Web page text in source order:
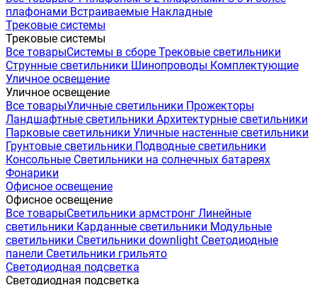
плафонами Встраиваемые Накладные
Трековые системы
Трековые системы
Все товарыСистемы в сборе Трековые светильники
Струнные светильники Шинопроводы Комплектующие
Уличное освещение
Уличное освещение
Все товарыУличные светильники Прожекторы
Ландшафтные светильники Архитектурные светильники
Парковые светильники Уличные настенные светильники
Грунтовые светильники Подводные светильники
Консольные Светильники на солнечных батареях
Фонарики
Офисное освещение
Офисное освещение
Все товарыСветильники армстронг Линейные
светильники Карданные светильники Модульные
светильники Светильники downlight Светодиодные
панели Светильники грильято
Светодиодная подсветка
Светодиодная подсветка